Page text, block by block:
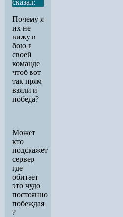
сказал:
Почему я
их не
вижу в
бою в
своей
команде
чтоб вот
так прям
взяли и
победа?
Может
кто
подскажет
сервер
где
обитает
это чудо
постоянно
побеждая
?